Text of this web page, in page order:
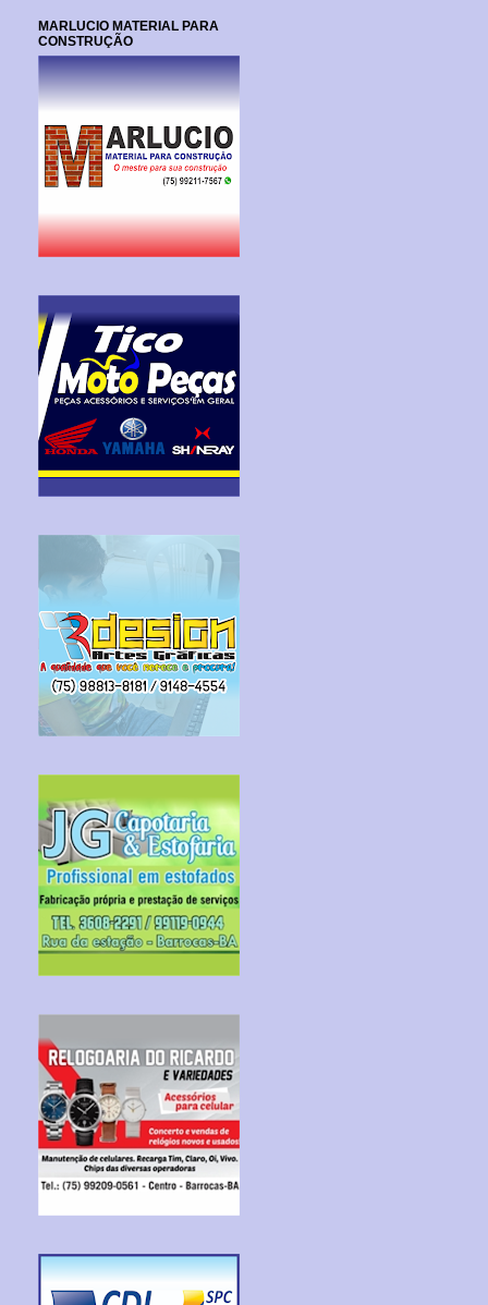
MARLUCIO MATERIAL PARA
CONSTRUÇÃO